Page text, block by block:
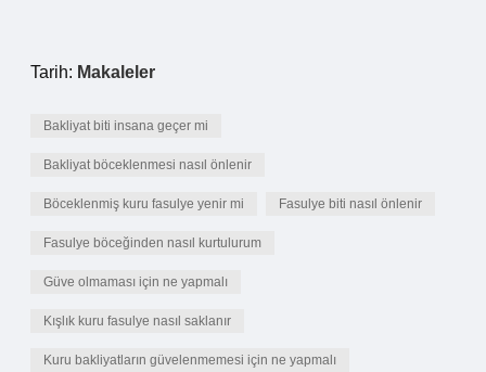
Tarih: Makaleler
Bakliyat biti insana geçer mi
Bakliyat böceklenmesi nasıl önlenir
Böceklenmiş kuru fasulye yenir mi Fasulye biti nasıl önlenir
Fasulye böceğinden nasıl kurtulurum
Güve olmaması için ne yapmalı
Kışlık kuru fasulye nasıl saklanır
Kuru bakliyatların güvelenmemesi için ne yapmalı